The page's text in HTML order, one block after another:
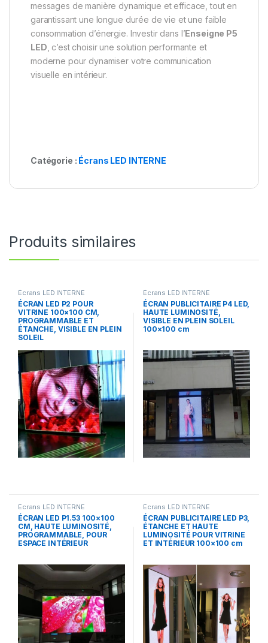
messages de manière dynamique et efficace, tout en
garantissant une longue durée de vie et une faible
consommation d’énergie. Investir dans l’Enseigne P5
LED , c’est choisir une solution performante et
moderne pour dynamiser votre communication
visuelle en intérieur.
Catégorie : Écrans LED INTERNE
Produits similaires
Écrans LED INTERNE
ÉCRAN LED P2 POUR
VITRINE 100×100 CM,
PROGRAMMABLE ET
ÉTANCHE, VISIBLE EN PLEIN
SOLEIL
Écrans LED INTERNE
ÉCRAN PUBLICITAIRE P4 LED,
HAUTE LUMINOSITÉ,
VISIBLE EN PLEIN SOLEIL
100×100 cm
Écrans LED INTERNE
ÉCRAN LED P1.53 100×100
CM, HAUTE LUMINOSITÉ,
PROGRAMMABLE, POUR
ESPACE INTÉRIEUR
Écrans LED INTERNE
ÉCRAN PUBLICITAIRE LED P3,
ÉTANCHE ET HAUTE
LUMINOSITÉ POUR VITRINE
ET INTÉRIEUR 100×100 cm